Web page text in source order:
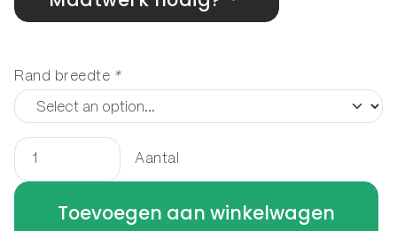
Rand breedte *
Houtopslag
staand
Aantal
Toevoegen aan winkelwagen